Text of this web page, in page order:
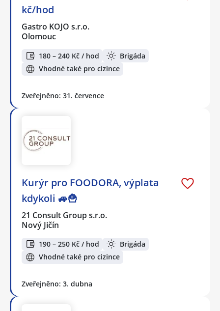
kč/hod
Gastro KOJO s.r.o.
Olomouc
180 – 240 Kč / hod
Brigáda
Vhodné také pro cizince
Zveřejněno: 31. července
Kurýr pro FOODORA, výplata
kdykoli 🚙🍟
21 Consult Group s.r.o.
Nový Jičín
190 – 250 Kč / hod
Brigáda
Vhodné také pro cizince
Zveřejněno: 3. dubna